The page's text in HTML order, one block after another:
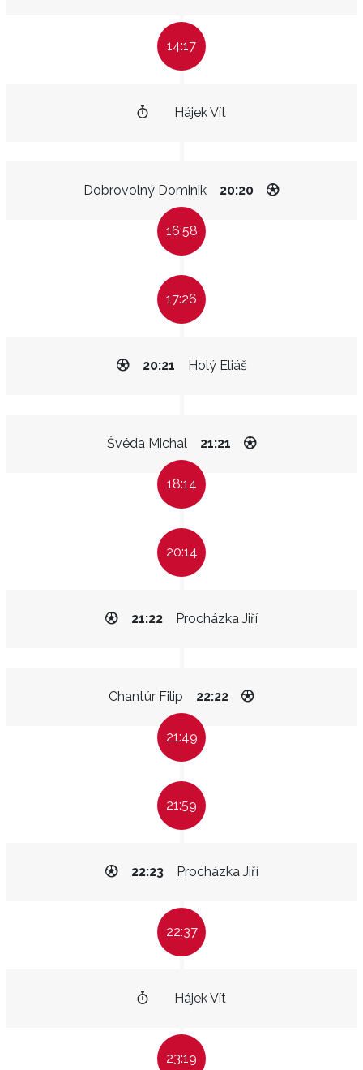
14:17
Hájek Vít
Dobrovolný Dominik 20:20
16:58
17:26
Holý Eliáš
20:21
Švéda Michal 21:21
18:14
20:14
Procházka Jiří
21:22
Chantúr Filip 22:22
21:49
21:59
Procházka Jiří
22:23
22:37
Hájek Vít
23:19